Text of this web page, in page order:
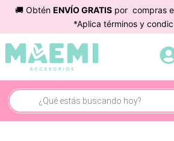
contenido
🚚 Obtén ENVÍO GRATIS por compras
*Aplica términos y
Búsqueda
de
productos